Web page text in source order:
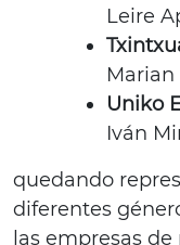
Leire
Marian
Uniko
Iván
quedando
diferentes
las empresas